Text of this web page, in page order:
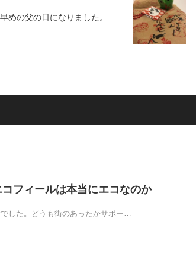
早めの父の日になりました。
フィールは本当にエコなのか
した。どうも街のあったかサポー…